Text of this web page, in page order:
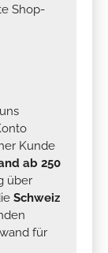
Shop-
Kunde
ab 250
über
Schweiz
für